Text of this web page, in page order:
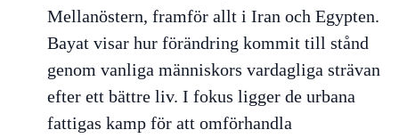
Mellanöstern, framför allt i Iran och Egypten.
Bayat visar hur förändring kommit till stånd
genom vanliga människors vardagliga strävan
efter ett bättre liv. I fokus ligger de urbana
fattigas kamp för att omförhandla